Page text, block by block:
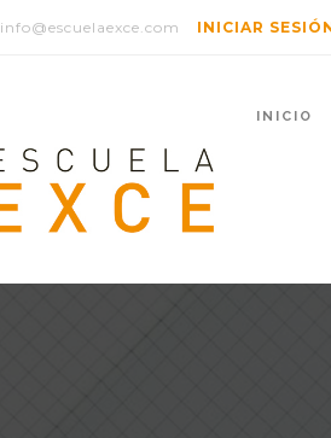
info@escuelaexce.com INICIAR
INICIO